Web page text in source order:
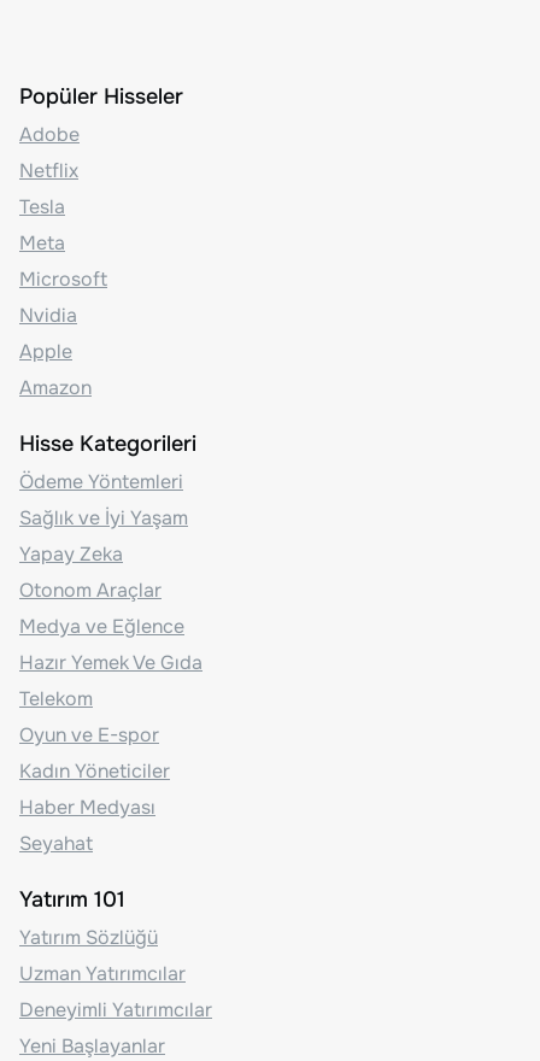
Popüler Hisseler
Adobe
Netflix
Tesla
Meta
Microsoft
Nvidia
Apple
Amazon
Hisse Kategorileri
Ödeme Yöntemleri
Sağlık ve İyi Yaşam
Yapay Zeka
Otonom Araçlar
Medya ve Eğlence
Hazır Yemek Ve Gıda
Telekom
Oyun ve E-spor
Kadın Yöneticiler
Haber Medyası
Seyahat
Yatırım 101
Yatırım Sözlüğü
Uzman Yatırımcılar
Deneyimli Yatırımcılar
Yeni Başlayanlar